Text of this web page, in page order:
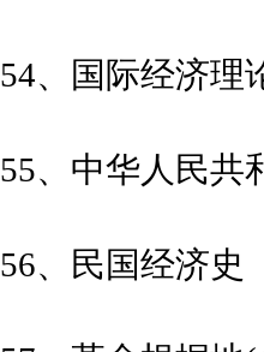
54、国际经济理
55、中华人民共
56、民国经济史